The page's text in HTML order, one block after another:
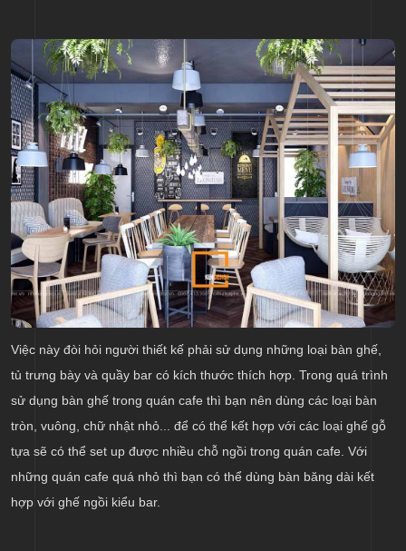
Việc này đòi hỏi người thiết kế phải sử dụng những loại bàn ghế,
tủ trưng bày và quầy bar có kích thước thích hợp. Trong quá trình
sử dụng bàn ghế trong quán cafe thì bạn nên dùng các loại bàn
tròn, vuông, chữ nhật nhỏ... để có thể kết hợp với các loại ghế gỗ
tựa sẽ có thể set up được nhiều chỗ ngồi trong quán cafe. Với
những quán cafe quá nhỏ thì bạn có thể dùng bàn băng dài kết
hợp với ghế ngồi kiểu bar.